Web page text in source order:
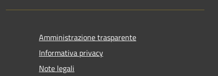
Amministrazione trasparente
Informativa privacy
Note legali